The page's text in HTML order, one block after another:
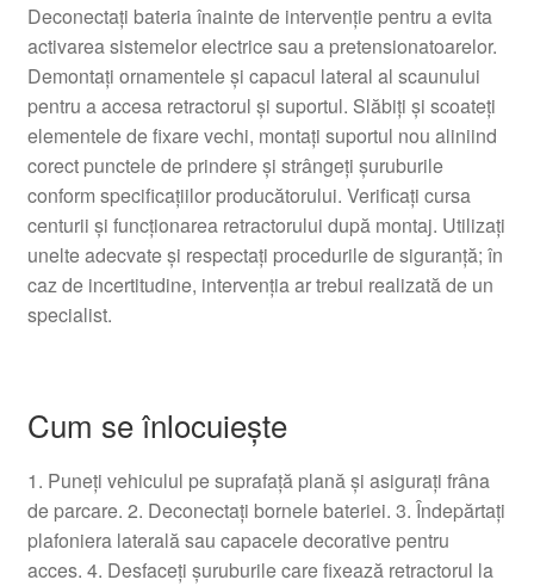
Deconectați bateria înainte de intervenție pentru a evita
activarea sistemelor electrice sau a pretensionatoarelor.
Demontați ornamentele și capacul lateral al scaunului
pentru a accesa retractorul și suportul. Slăbiți și scoateți
elementele de fixare vechi, montați suportul nou aliniind
corect punctele de prindere și strângeți șuruburile
conform specificațiilor producătorului. Verificați cursa
centurii și funcționarea retractorului după montaj. Utilizați
unelte adecvate și respectați procedurile de siguranță; în
caz de incertitudine, intervenția ar trebui realizată de un
specialist.
Cum se înlocuiește
1. Puneți vehiculul pe suprafață plană și asigurați frâna
de parcare. 2. Deconectați bornele bateriei. 3. Îndepărtați
plafoniera laterală sau capacele decorative pentru
acces. 4. Desfaceți șuruburile care fixează retractorul la